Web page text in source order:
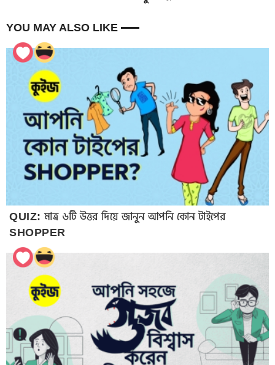
YOU MAY ALSO LIKE
QUIZ: মাত্র ৬টি উত্তর দিয়ে জানুন আপনি কোন টাইপের
SHOPPER